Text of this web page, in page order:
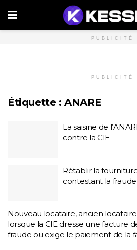
PUBLICITÉ
PUBLICITÉ
Étiquette :ANARE
La saisine de
contre la CIE
Rétablir la
contestant la
Nouveau locataire, ancien
lorsque la CIE dresse une facture
fraude ou exige le paiement de la